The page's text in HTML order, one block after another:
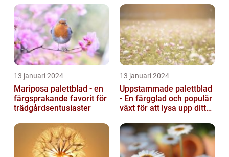
13 januari 2024
Mariposa palettblad - en
färgsprakande favorit för
trädgårdsentusiaster
13 januari 2024
Uppstammade palettblad
- En färgglad och populär
växt för att lysa upp ditt